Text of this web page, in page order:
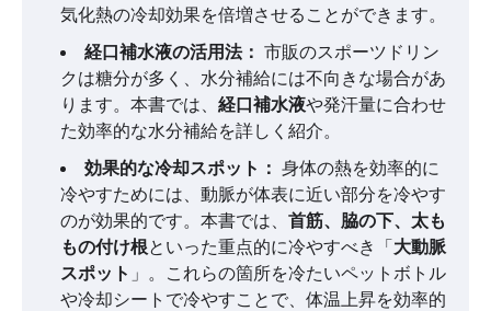
気化熱の冷却効果を倍増させることができます。
経口補水液の活用法： 市販のスポーツドリン
クは糖分が多く、水分補給には不向きな場合があ
ります。本書では、 経口補水液や発汗量に合わせ
た効率的な水分補給を詳しく紹介。
効果的な冷却スポット： 身体の熱を効率的に
冷やすためには、動脈が体表に近い部分を冷やす
のが効果的です。本書では、 首筋、脇の下、太も
もの付け根といった重点的に冷やすべき「大動脈
スポット 」。これらの箇所を冷たいペットボトル
や冷却シートで冷やすことで、体温上昇を効率的